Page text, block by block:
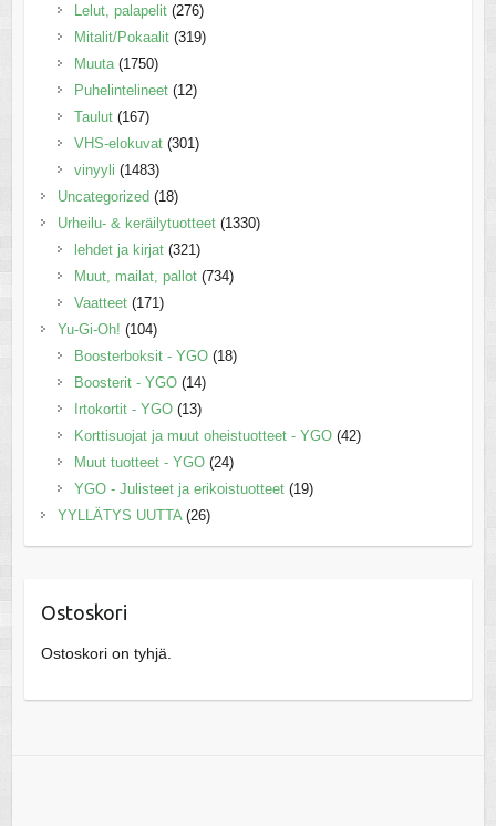
Lelut, palapelit (276)
Mitalit/Pokaalit (319)
Muuta (1750)
Puhelintelineet (12)
Taulut (167)
VHS-elokuvat (301)
vinyyli (1483)
Uncategorized (18)
Urheilu- & keräilytuotteet (1330)
lehdet ja kirjat (321)
Muut, mailat, pallot (734)
Vaatteet (171)
Yu-Gi-Oh! (104)
Boosterboksit - YGO (18)
Boosterit - YGO (14)
Irtokortit - YGO (13)
Korttisuojat ja muut oheistuotteet - YGO (42)
Muut tuotteet - YGO (24)
YGO - Julisteet ja erikoistuotteet (19)
YYLLÄTYS UUTTA (26)
Ostoskori
Ostoskori on tyhjä.